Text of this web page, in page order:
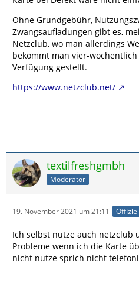
Ohne Grundgebühr,
Zwangsaufladungen gibt es,
Netzclub, wo man allerdings
bekommt man vier-
Verfügung gestellt.
https://www.netzclub.net/
textilfreshgmbh
Moderator
19. November 2021 um 21:11
Ich selbst nutze auch netzclub
Probleme wenn ich die Karte
nicht nutze sprich nicht